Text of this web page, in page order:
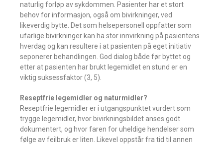
naturlig forløp av sykdommen. Pasienter har et stort
behov for informasjon, også om bivirkninger, ved
likeverdig bytte. Det som helsepersonell oppfatter som
ufarlige bivirkninger kan ha stor innvirkning på pasientens
hverdag og kan resultere i at pasienten på eget initiativ
seponerer behandlingen. God dialog både før byttet og
etter at pasienten har brukt legemidlet en stund er en
viktig suksessfaktor (3, 5).
Reseptfrie legemidler og naturmidler?
Reseptfrie legemidler er i utgangspunktet vurdert som
trygge legemidler, hvor bivirkningsbildet anses godt
dokumentert, og hvor faren for uheldige hendelser som
følge av feilbruk er liten. Likevel oppstår fra tid til annen